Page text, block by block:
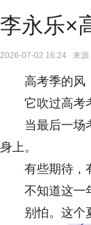
李永乐×
2026-07-02 16:24 来源
高考季的风
它吹过高考
当最后一场
身上。
有些期待，
不知道这一
别怕。这个